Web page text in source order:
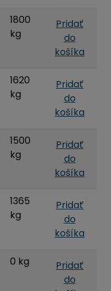
1800
kg
Pridať
do
košíka
1620
kg
Pridať
do
košíka
1500
kg
Pridať
do
košíka
1365
kg
Pridať
do
košíka
0 kg
Pridať
do